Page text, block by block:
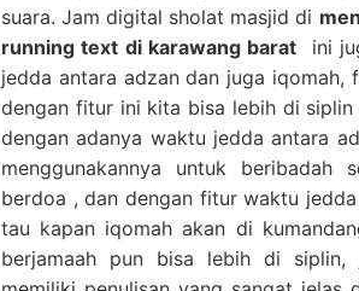
suara. Jam digital sholat masjid di
running text di karawang barat ini
jedda antara adzan dan juga
dengan fitur ini kita bisa lebih di
dengan adanya waktu jedda antara
menggunakannya untuk
berdoa , dan dengan fitur waktu
tau kapan iqomah akan di
berjamaah pun bisa lebih di